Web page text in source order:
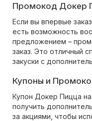
Промокод Докер
Если вы впервые
есть возможность
предложением –
заказ. Это отличный
закуски с
Купоны и
Купон Докер Пицца
получить
за акциями, чтобы